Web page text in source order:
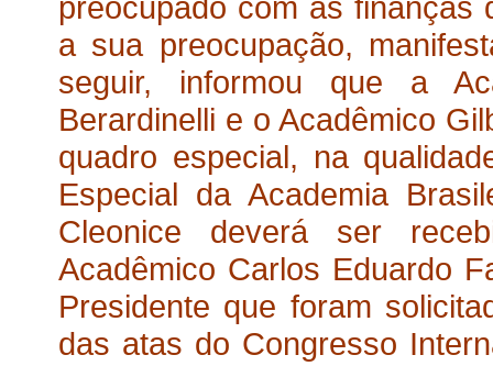
a sua preocupação,
seguir, informou que a
Berardinelli e o Acadêmico
quadro especial, na
Especial da Academia
Cleonice deverá ser
Acadêmico Carlos Eduardo
Presidente que foram
das atas do Congresso